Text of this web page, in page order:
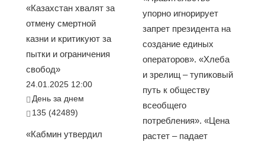
«Казахстан хвалят за
отмену смертной
казни и критикуют за
пытки и ограничения
свобод»
24.01.2025 12:00
День за днем
135 (42489)
«Кабмин утвердил
упорно игнорирует
запрет президента на
создание единых
операторов». «Хлеба
и зрелищ – тупиковый
путь к обществу
всеобщего
потребления». «Цена
растет – падает